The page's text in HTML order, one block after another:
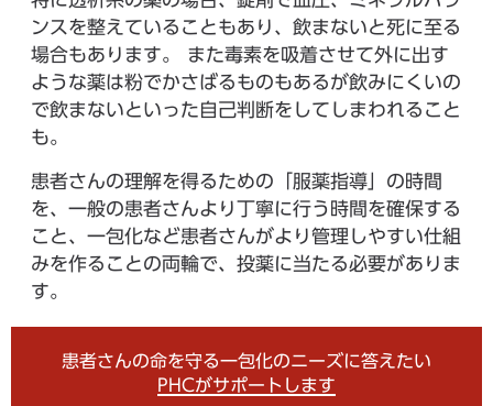
ンスを整えていることもあり、飲まないと死に至る
場合もあります。 また毒素を吸着させて外に出す
ような薬は粉でかさばるものもあるが飲みにくいの
で飲まないといった自己判断をしてしまわれること
も。
患者さんの理解を得るための「服薬指導」の時間
を、一般の患者さんより丁寧に行う時間を確保する
こと、一包化など患者さんがより管理しやすい仕組
みを作ることの両輪で、投薬に当たる必要がありま
す。
患者さんの命を守る一包化のニーズに答えたい
PHCがサポートします